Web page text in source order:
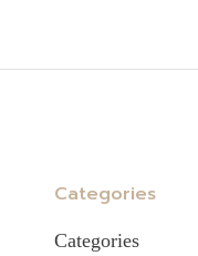
Categories
Categories